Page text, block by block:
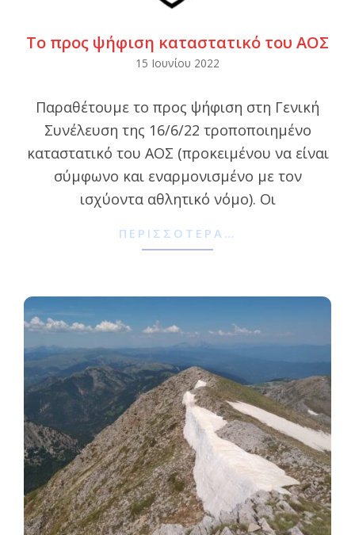
Το προς ψήφιση καταστατικό του ΑΟΣ
15
15 Ιουνίου 2022
Παραθέτουμε το προς ψήφιση στη Γενική
Συνέλευση της 16/6/22 τροποποιημένο
καταστατικό του ΑΟΣ (προκειμένου να είναι
σύμφωνο και εναρμονισμένο με τον
ισχύοντα αθλητικό νόμο). Οι
ΠΕΡΙΣΣΌΤΕΡΑ…